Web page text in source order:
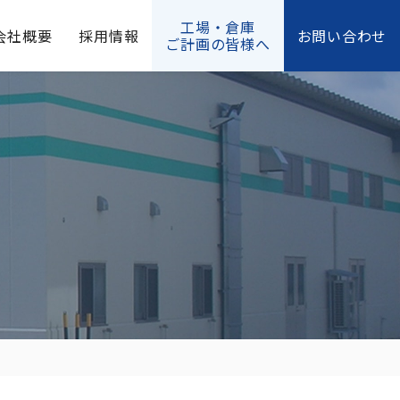
社概要 採用情報 工場・倉庫
ご計画の皆様へ お問い合わせ